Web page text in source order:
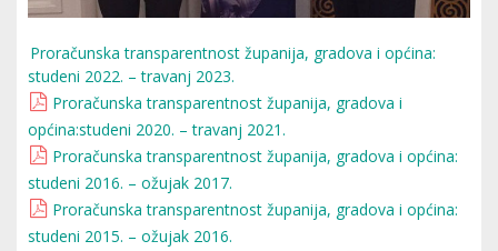
Proračunska transparentnost županija, gradova i općina:
studeni 2022. – travanj 2023.
Proračunska transparentnost županija, gradova i
općina:studeni 2020. – travanj 2021.
Proračunska transparentnost županija, gradova i općina:
studeni 2016. – ožujak 2017.
Proračunska transparentnost županija, gradova i općina:
studeni 2015. – ožujak 2016.